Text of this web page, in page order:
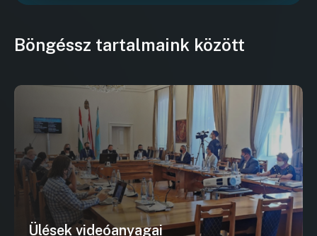
Böngéssz tartalmaink között
Ülések videóanyagai